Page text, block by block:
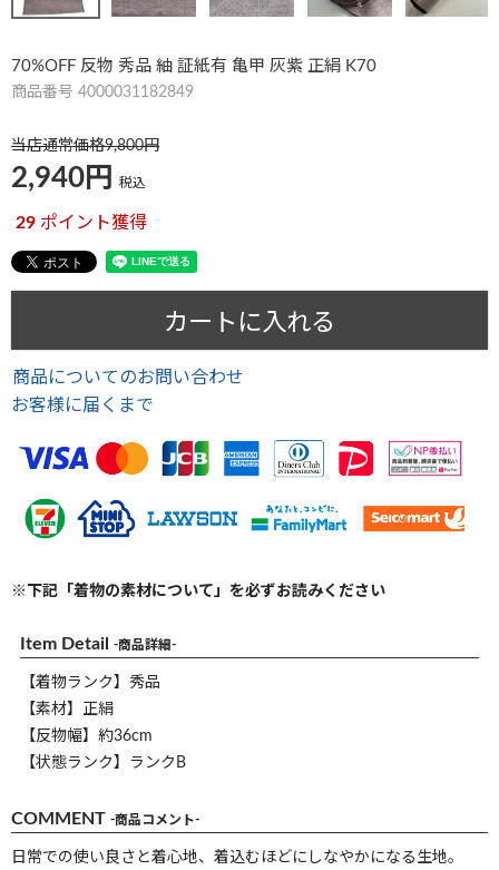
70%OFF 反物 秀品 紬 証紙有 亀甲 灰紫 正絹 K70
商品番号 4000031182849
当店通常価格9,800
2,940 税込
29 ポイント獲得
カートに入れる
商品についてのお問い合わせ
お客様に届くまで
※下記「着物の素材について」を必ずお読みください
Item Detail -商品詳細-
【着物ランク】秀品
【素材】正絹
【反物幅】約36cm
【状態ランク】ランクB
COMMENT -商品コメント-
日常での使い良さと着心地、着込むほどにしなやかになる生地。